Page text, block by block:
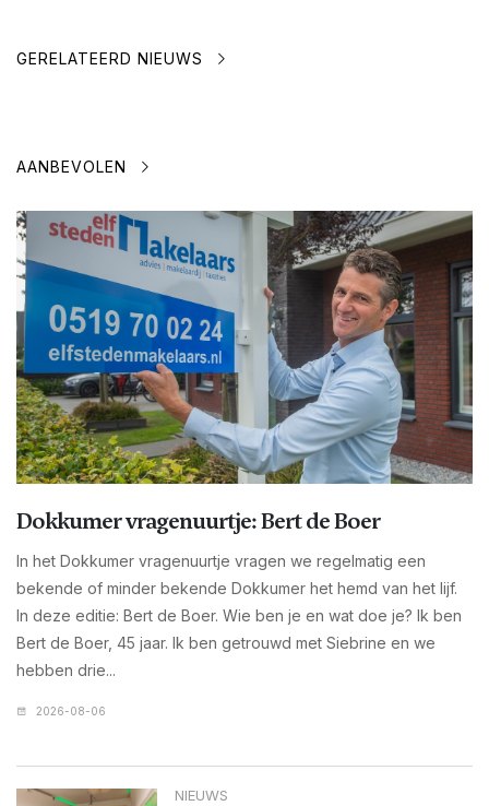
GERELATEERD NIEUWS
AANBEVOLEN
Dokkumer vragenuurtje: Bert de Boer
In het Dokkumer vragenuurtje vragen we regelmatig een
bekende of minder bekende Dokkumer het hemd van het lijf.
In deze editie: Bert de Boer. Wie ben je en wat doe je? Ik ben
Bert de Boer, 45 jaar. Ik ben getrouwd met Siebrine en we
hebben drie...
2026-08-06
NIEUWS